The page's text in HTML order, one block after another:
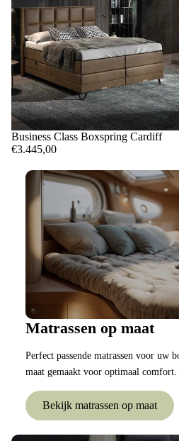
Business Class Boxspring Cardiff
€3.445,00
Matrassen op maat
Perfect passende matrassen voor uw
maat gemaakt voor optimaal comfort.
Bekijk matrassen op maat